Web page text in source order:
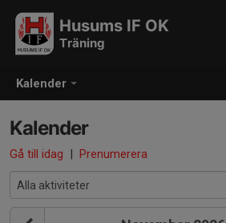
Kalender
Husums IF OK
Träning
Kalender
Gå till idag | Prenumerera